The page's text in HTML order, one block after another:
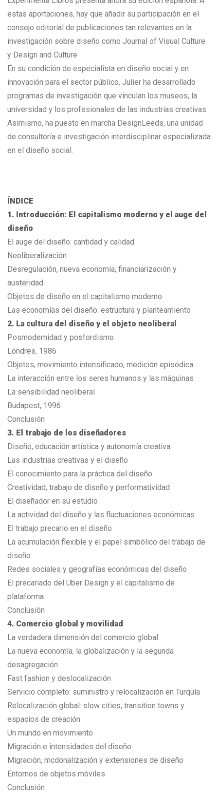
estas aportaciones, hay que añadir su participación en el
consejo editorial de publicaciones tan relevantes en la
investigación sobre diseño como Journal of Visual Culture
y Design and Culture .
En su condición de especialista en diseño social y en
innovación para el sector público, Julier ha desarrollado
programas de investigación que vinculan los museos, la
universidad y los profesionales de las industrias creativas.
Asimismo, ha puesto en marcha DesignLeeds, una unidad
de consultoría e investigación interdisciplinar especializada
en el diseño social.
ÍNDICE
1. Introducción: El capitalismo moderno y el auge del
diseño
El auge del diseño: cantidad y calidad
Neoliberalización
Desregulación, nueva economía, financiarización y
austeridad.
Objetos de diseño en el capitalismo moderno
Las economías del diseño: estructura y planteamiento
2. La cultura del diseño y el objeto neoliberal
Posmodernidad y posfordismo
Londres, 1986
Objetos, movimiento intensificado, medición episódica
La interacción entre los seres humanos y las máquinas
La sensibilidad neoliberal
Budapest, 1996
Conclusión
3. El trabajo de los diseñadores
Diseño, educación artística y autonomía creativa
Las industrias creativas y el diseño
El conocimiento para la práctica del diseño
Creatividad, trabajo de diseño y performatividad
El diseñador en su estudio
La actividad del diseño y las fluctuaciones económicas
El trabajo precario en el diseño
La acumulación flexible y el papel simbólico del trabajo de
diseño
Redes sociales y geografías económicas del diseño
El precariado del Uber Design y el capitalismo de
plataforma
Conclusión
4. Comercio global y movilidad
La verdadera dimensión del comercio global
La nueva economía, la globalización y la segunda
desagregación
Fast fashion y deslocalización
Servicio completo: suministro y relocalización en Turquía
Relocalización global: slow cities, transition towns y
espacios de creación
Un mundo en movimiento
Migración e intensidades del diseño
Migración, mcdonalización y extensiones de diseño
Entornos de objetos móviles
Conclusión